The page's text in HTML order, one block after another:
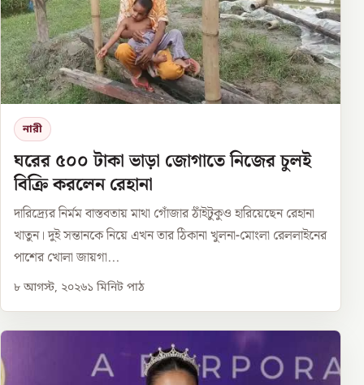
নারী
ঘরের ৫০০ টাকা ভাড়া জোগাতে নিজের চুলই
বিক্রি করলেন রেহানা
দারিদ্র্যের নির্মম বাস্তবতায় মাথা গোঁজার ঠাঁইটুকুও হারিয়েছেন রেহানা
খাতুন। দুই সন্তানকে নিয়ে এখন তার ঠিকানা খুলনা-মোংলা রেললাইনের
পাশের খোলা জায়গা...
৮ আগস্ট, ২০২৬১ মিনিট পাঠ